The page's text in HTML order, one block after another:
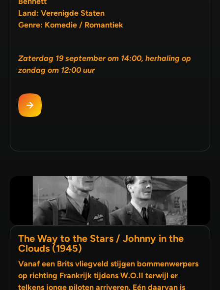
Land: Verenigde Staten
Genre: Komedie / Romantiek
Zaterdag 19 september om 14:00, herhaling op
zondag om 12:00 uur
The Way to the Stars / Johnny in the
Clouds (1945)
Vanaf een Brits vliegveld stijgen bommenwerpers
op richting Frankrijk tijdens W.O.II terwijl er
telkens jonge piloten arriveren. Eén daarvan is